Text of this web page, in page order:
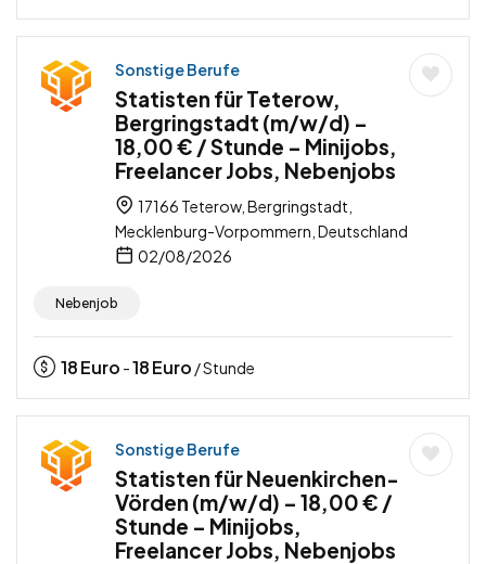
Sonstige Berufe
Statisten für Teterow,
Bergringstadt (m/w/d) –
18,00 € / Stunde – Minijobs,
Freelancer Jobs, Nebenjobs
17166 Teterow, Bergringstadt,
Mecklenburg-Vorpommern, Deutschland
02/08/2026
Nebenjob
18Euro -18Euro / Stunde
Sonstige Berufe
Statisten für Neuenkirchen-
Vörden (m/w/d) – 18,00 € /
Stunde – Minijobs,
Freelancer Jobs, Nebenjobs